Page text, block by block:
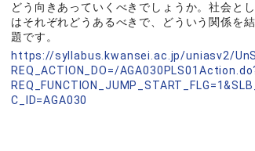
どう向きあっていくべきでしょうか。社会と
はそれぞれどうあるべきで、どういう関係を
題です。
https://syllabus.kwansei.ac.jp/uniasv2/
REQ_ACTION_DO=/
C_ID=AGA030